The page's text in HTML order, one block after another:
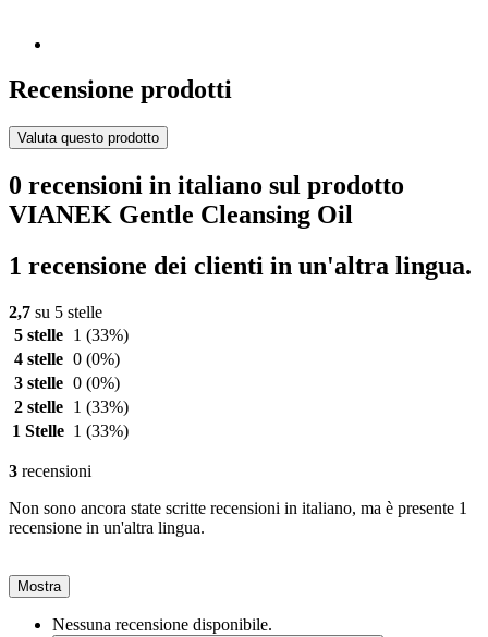
Recensione prodotti
Valuta questo prodotto
0 recensioni in italiano sul prodotto
VIANEK Gentle Cleansing Oil
1 recensione dei clienti in un'altra lingua.
2,7 su 5 stelle
5 stelle
1 (33%)
4 stelle 0 (0%)
3 stelle 0 (0%)
2 stelle
1 (33%)
1 Stelle 1 (33%)
3 recensioni
Non sono ancora state scritte recensioni in italiano, ma è presente 1
recensione in un'altra lingua.
Mostra
Nessuna recensione disponibile.